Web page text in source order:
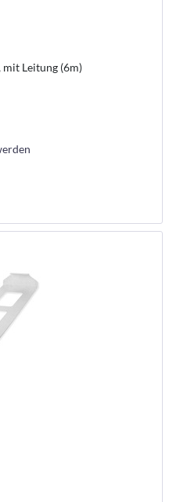
mit Leitung (6m)